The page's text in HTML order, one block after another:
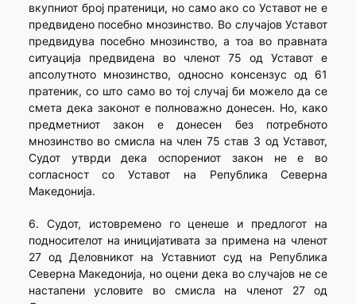
вкупниот број пратеници, но само ако со Уставот не е
предвидено посебно мнозинство. Во случајов Уставот
предвидува посебно мнозинство, а тоа во правната
ситуација предвидена во членот 75 од Уставот е
апсолутното мнозинство, односно консензус од 61
пратеник, со што само во тој случај би можело да се
смета дека законот е полноважно донесен. Но, како
предметниот закон е донесен без потребното
мнозинство во смисла на член 75 став 3 од Уставот,
Судот утврди дека оспорениот закон не е во
согласност со Уставот на Република Северна
Македонија.
6. Судот, истовремено го ценеше и предлогот на
подносителот на иницијативата за примена на членот
27 од Деловникот на Уставниот суд на Република
Северна Македонија, но оцени дека во случајов не се
настапени условите во смисла на членот 27 од